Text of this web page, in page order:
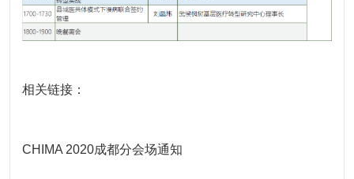
相关链接：
CHIMA 2020成都分会场通知